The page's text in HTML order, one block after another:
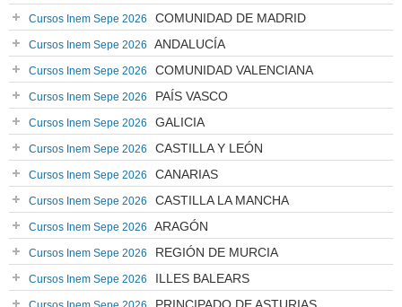
Cursos Inem Sepe 2026 COMUNIDAD DE MADRID
Cursos Inem Sepe 2026 ANDALUCÍA
Cursos Inem Sepe 2026 COMUNIDAD VALENCIANA
Cursos Inem Sepe 2026 PAÍS VASCO
Cursos Inem Sepe 2026 GALICIA
Cursos Inem Sepe 2026 CASTILLA Y LEÓN
Cursos Inem Sepe 2026 CANARIAS
Cursos Inem Sepe 2026 CASTILLA LA MANCHA
Cursos Inem Sepe 2026 ARAGÓN
Cursos Inem Sepe 2026 REGIÓN DE MURCIA
Cursos Inem Sepe 2026 ILLES BALEARS